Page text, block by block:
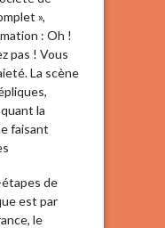
»,
: Oh !
pas ! Vous
La scène
la
faisant
de
est par
le